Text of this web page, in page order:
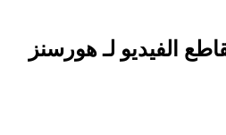
الفيديو لـ هورسنز